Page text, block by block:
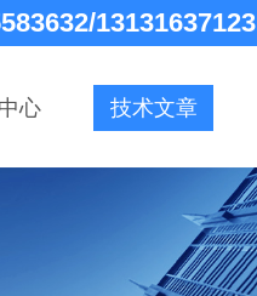
13131637123
心 技术文章